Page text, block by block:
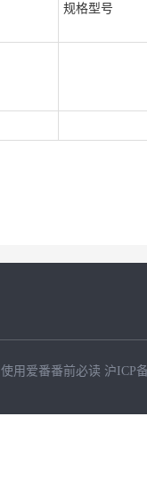
规格型号
使用爱番番前必读 沪ICP